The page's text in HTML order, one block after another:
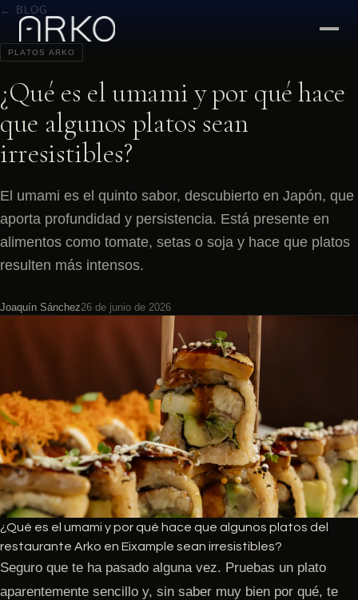
← BLOG
PLATOS ARKO
¿Qué es el umami y por qué hace
que algunos platos sean
irresistibles?
El umami es el quinto sabor, descubierto en Japón, que
aporta profundidad y persistencia. Está presente en
alimentos como tomate, setas o soja y hace que platos
resulten más intensos.
Joaquín Sánchez26 de junio de 2026
¿Qué es el umami y por qué hace que algunos platos del
restaurante Arko en Eixample sean irresistibles?
Seguro que te ha pasado alguna vez. Pruebas un plato
aparentemente sencillo y, sin saber muy bien por qué, te